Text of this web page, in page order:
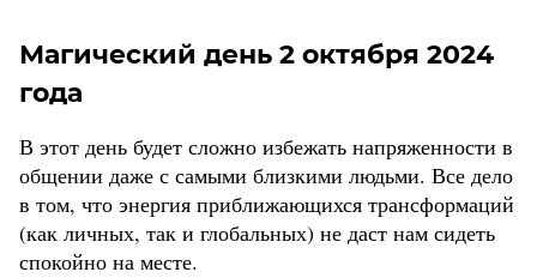
Магический день 2 октября 2024
года
В этот день будет сложно избежать напряженности в
общении даже с самыми близкими людьми. Все дело
в том, что энергия приближающихся трансформаций
(как личных, так и глобальных) не даст нам сидеть
спокойно на месте.